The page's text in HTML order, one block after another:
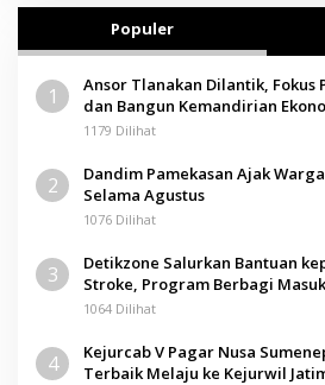
Populer
1
Ansor Tlanakan Dilantik,
dan Bangun Kemandirian
1179 Dilihat
2
Dandim Pamekasan Ajak
Selama Agustus
1076 Dilihat
3
Detikzone Salurkan Bantuan
Stroke, Program Berbagi
1064 Dilihat
4
Kejurcab V Pagar Nusa
Terbaik Melaju ke Kejurwil